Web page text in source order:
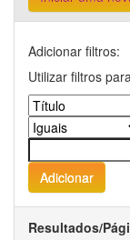
Adicionar filtros:
Utilizar filtros
Resultados/